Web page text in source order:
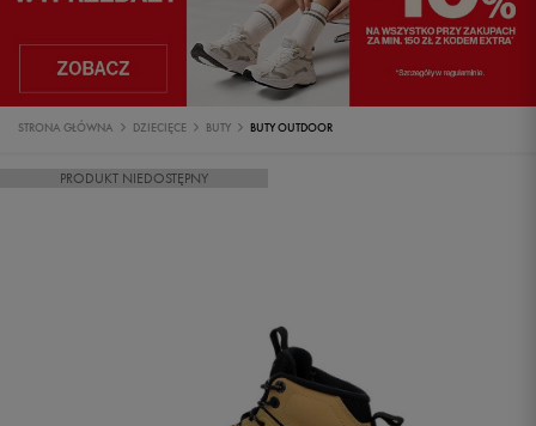
STRONA GŁÓWNA DZIECIĘCE BUTY BUTY OUTDOOR
PRODUKT NIEDOSTĘPNY